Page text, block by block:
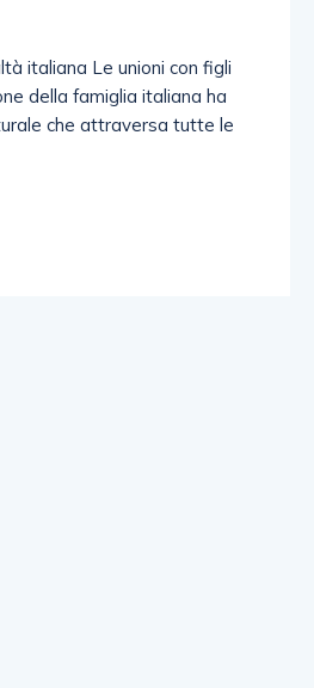
italiana Le unioni con figli
della famiglia italiana ha
che attraversa tutte le